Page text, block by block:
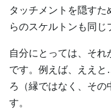
タッチメントを隠すた
らのスケルトンも同じ
自分にとっては、それ
です。例えば、ええ
ろ（縁ではなく、そ
す。